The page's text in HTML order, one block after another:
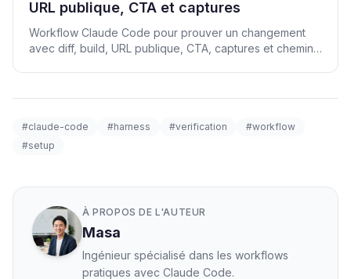
URL publique, CTA et captures
Workflow Claude Code pour prouver un changement
avec diff, build, URL publique, CTA, captures et chemin
#claude-code #harness #verification
#workflow
#setup
À PROPOS DE L'AUTEUR
Masa
Ingénieur spécialisé dans les workflows
pratiques avec Claude Code.